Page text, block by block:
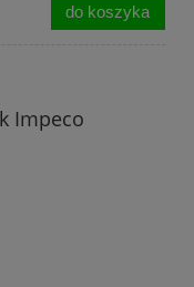
do koszyka
Impeco